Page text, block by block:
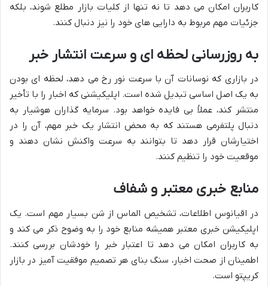
کاربران امکان می دهد تا نه تنها از کلیات بازار مطلع شوند، بلکه
جزئیات مهم مربوط به دارایی های خود را نیز دنبال کنند.
به روزرسانی لحظه ای و سرعت انتشار خبر
در بازاری که نوسانات آن با سرعت نور رخ می دهد، لحظه ای بودن
به یک اصل اساسی تبدیل شده است. اپلیکیشنی که اخبار را با تأخیر
منتشر کند، عملاً بی فایده خواهد بود. سرمایه گذاران هوشیار به
دنبال پلتفرمی هستند که به محض انتشار یک خبر مهم، آن را در
اختیارشان قرار دهد تا بتوانند به سرعت واکنش نشان دهند و
موقعیت خود را تنظیم کنند.
منابع خبری معتبر و شفاف
در اقیانوس اطلاعات، تشخیص الماس از شن بسیار مهم است. یک
اپلیکیشن خبری معتبر همیشه منابع خود را به وضوح ذکر می کند و
به کاربران امکان می دهد تا اعتبار خبر را خودشان بررسی کنند.
اطمینان از صحت اخبار، سنگ بنای هر تصمیم موفقیت آمیز در بازار
کریپتو است.